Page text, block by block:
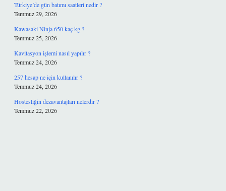
Türkiye’de gün batımı saatleri nedir ?
Temmuz 29, 2026
Kawasaki Ninja 650 kaç kg ?
Temmuz 25, 2026
Kavitasyon işlemi nasıl yapılır ?
Temmuz 24, 2026
257 hesap ne için kullanılır ?
Temmuz 24, 2026
Hostesliğin dezavantajları nelerdir ?
Temmuz 22, 2026